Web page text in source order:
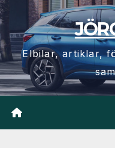
Hoppa
till
innehåll
Elbilar, artiklar,